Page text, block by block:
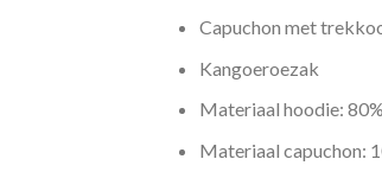
Capuchon met
Kangoeroezak
Materiaal hoodie:
Materiaal capuchon: